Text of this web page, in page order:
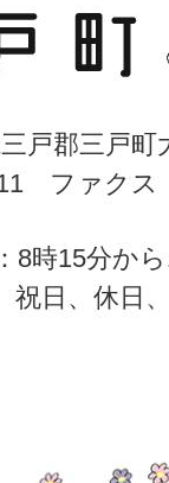
戸郡三戸町
ファクス
8時15分か
祝日、休日